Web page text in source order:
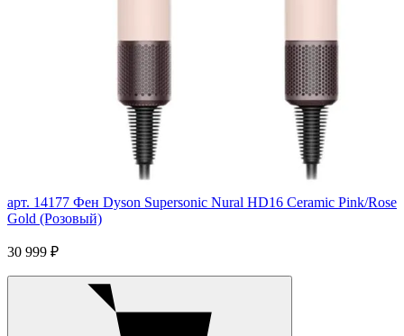
арт. 14177 Фен Dyson Supersonic Nural HD16 Ceramic Pink/Rose
Gold (Розовый)
30 999 ₽